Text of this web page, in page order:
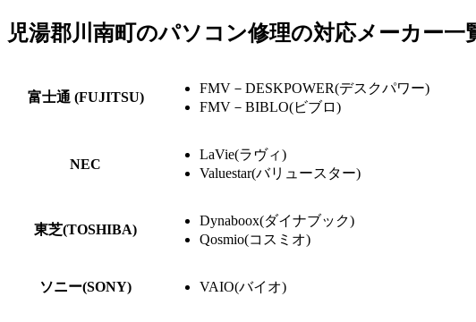
児湯郡川南町のパソコン修理の対応メーカー一
富士通 (FUJITSU)
FMV－DESKPOWER(デスクパワー)
FMV－BIBLO(ビブロ)
NEC
LaVie(ラヴィ)
Valuestar(バリュースター)
東芝(TOSHIBA)
Dynaboox(ダイナブック)
Qosmio(コスミオ)
ソニー(SONY) VAIO(バイオ)